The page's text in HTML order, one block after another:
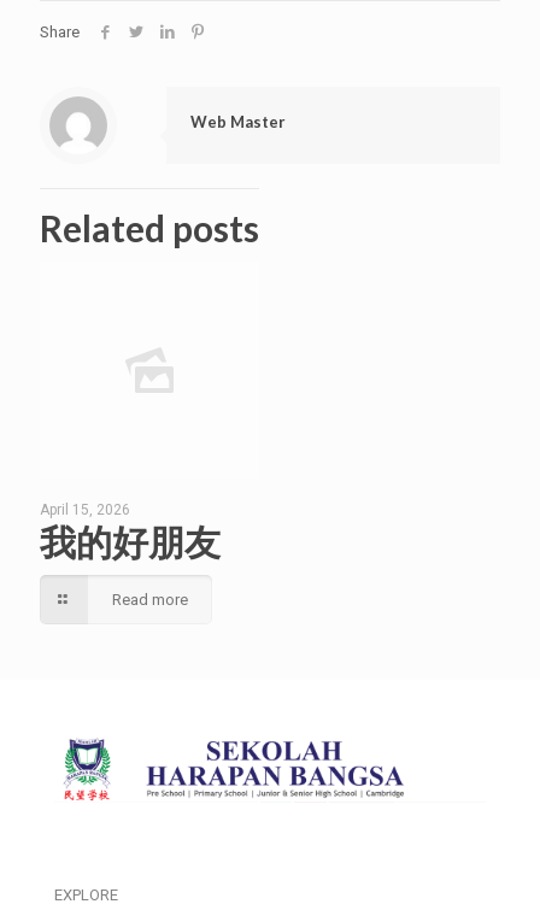
Share
Web Master
Related posts
April 15, 2026
我的好朋友
Read more
EXPLORE